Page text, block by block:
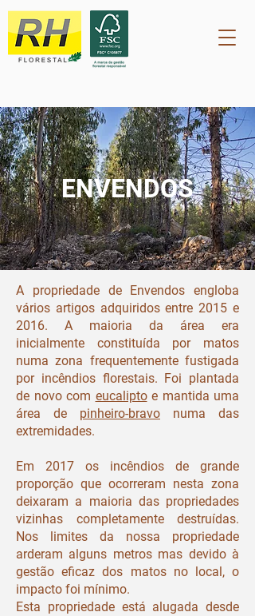
ENVENDOS
A propriedade de Envendos engloba
vários artigos adquiridos entre 2015 e
2016. A maioria da área era
inicialmente constituída por matos
numa zona frequentemente fustigada
por incêndios florestais. Foi plantada
de novo com eucaliptoe mantida uma
área de pinheiro-bravo numa das
extremidades.
Em 2017 os incêndios de grande
proporção que ocorreram nesta zona
deixaram a maioria das propriedades
vizinhas completamente destruídas.
Nos limites da nossa propriedade
arderam alguns metros mas devido à
gestão eficaz dos matos no local, o
impacto foi mínimo.
Esta propriedade está alugada desde